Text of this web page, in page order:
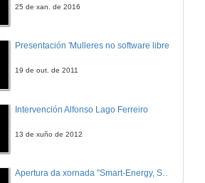
EC2AB_14: Ejercicio 2 de Algorítmez
25 de xan. de 2016
Presentación 'Mulleres no software libre'
19 de out. de 2011
Intervención Alfonso Lago Ferreiro
13 de xuño de 2012
Apertura da xornada "Smart-Energy, Smart-City"